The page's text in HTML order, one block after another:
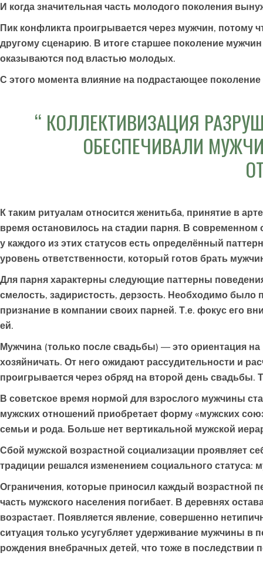
И когда значительная часть молодого поколения
Пик конфликта проигрывается через мужчин, потому
другому сценарию. В итоге старшее поколение
оказываются под властью молодых.
С этого момента влияние на подрастающее поколение
КОЛЛЕКТИВИЗАЦИЯ
ОБЕСПЕЧИВАЛИ
К таким ритуалам относится женитьба, принятие в
время остановилось на стадии парня. В
у каждого из этих статусов есть определённый
уровень ответственности, который готов брать
Для парня характерны следующие паттерны
смелость, задиристость, дерзость. Необходимо было
признание в компании своих парней. Т.е. фокус его
ей.
Мужчина (только после свадьбы) — это ориентация
хозяйничать. От него ожидают рассудительности и
проигрывается через обряд на второй день
В советское время нормой для взрослого мужчины
мужских отношений приобретает форму «мужских
семьи и рода. Больше нет вертикальной мужской
Сбой мужской возрастной социализации проявляет
традиции решался изменением социального
Ограничения, которые приносил каждый возрастной
часть мужского населения погибает. В деревнях
возрастает. Появляется явление, совершенно
ситуация только усугубляет удерживание мужчины в
рождения внебрачных детей, что тоже в последствии